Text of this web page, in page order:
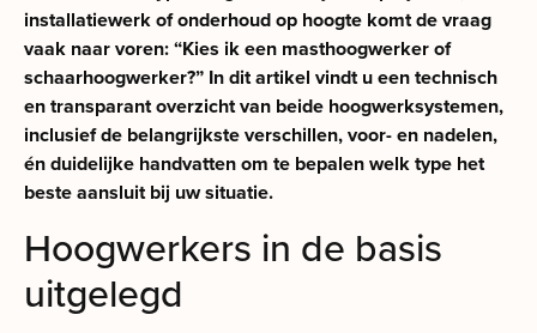
installatiewerk of onderhoud op hoogte komt de vraag
vaak naar voren: “Kies ik een masthoogwerker of
schaarhoogwerker?” In dit artikel vindt u een technisch
en transparant overzicht van beide hoogwerksystemen,
inclusief de belangrijkste verschillen, voor- en nadelen,
én duidelijke handvatten om te bepalen welk type het
beste aansluit bij uw situatie.
Hoogwerkers in de basis
uitgelegd